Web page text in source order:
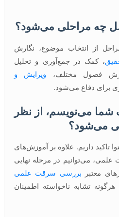
از انتخاب موضوع، نگارش
، کمک در جمع‌آوری و تحلیل
فصول مختلف، ویرایش و
برای دفاع می‌شود.
شما می‌نویسم، از نظر
می‌شود؟
تاکید داریم. علاوه بر آموزش‌های
علمی، می‌توانیم در مرحله نهایی
معتبر بررسی سرقت علمی
تشابه ناخواسته اطمینان